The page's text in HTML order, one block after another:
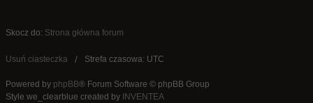
Skocz do: Strona główna forum
Usuń ciasteczka Strefa czasowa: UTC
Powered by phpBB® Forum Software © phpBB Group
Style we_clearblue created by INVENTEA